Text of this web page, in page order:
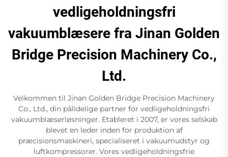
vedligeholdningsfri
vakuumblæsere fra Jinan Golden
Bridge Precision Machinery Co.,
Ltd.
Velkommen til Jinan Golden Bridge Precision Machinery
Co., Ltd., din pålidelige partner for vedligeholdningsfri
vakuumblæserløsninger. Etableret i 2007, er vores selskab
blevet en leder inden for produktion af
præcisionsmaskineri, specialiseret i vakuumudstyr og
luftkompressorer. Vores vedligeholdningsfrie